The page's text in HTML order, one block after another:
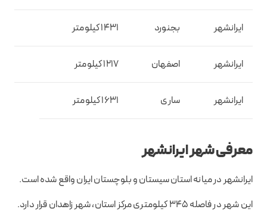
ایرانشهر بجنورد 1431 کیلومتر
ایرانشهر اصفهان 1217 کیلومتر
ایرانشهر ساری 1631 کیلومتر
معرفی شهر ایرانشهر
ایرانشهر در میانه استان سیستان و بلوچستان ایران واقع شده است.
این شهر در فاصله 345 کیلومتری مرکز استان، شهر زاهدان قرار دارد.